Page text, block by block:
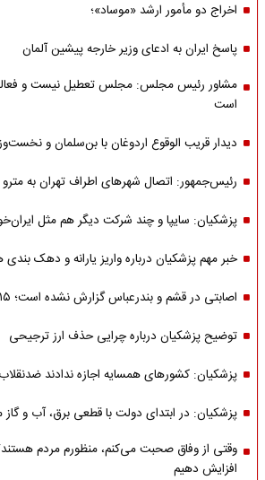
اخراج دو مأمور ارشد «موساد»؛
پاسخ ایران به ادعای وزیر خارجه پیشین آلمان
مشاور رئیس مجلس: مجلس تعطیل نیست و
است
دیدار قریب الوقوع اردوغان با بن‌سلمان و
رئیس‌جمهور: اتصال شهرهای اطراف تهران به
پزشکیان: سایپا و چند شرکت دیگر هم مثل
خبر مهم پزشکیان درباره واریز یارانه و دهک بندی
اصابتی در قشم و بندرعباس گزارش نشده است؛ ۱۵ مرداد
توضیح پزشکیان درباره چرایی حذف ارز ترجیحی
پزشکیان: کشورهای همسایه اجازه ندادند
پزشکیان: در ابتدای دولت با قطعی برق، آب و گاز
وقتی از وفاق صحبت می‌کنم، منظورم مردم هستند/
افزایش دهیم